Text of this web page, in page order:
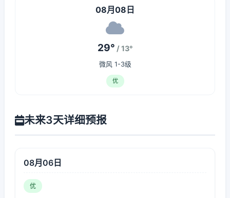
08月08日
29° / 13°
微风 1-3级
优
未来3天详细预报
08月06日
优